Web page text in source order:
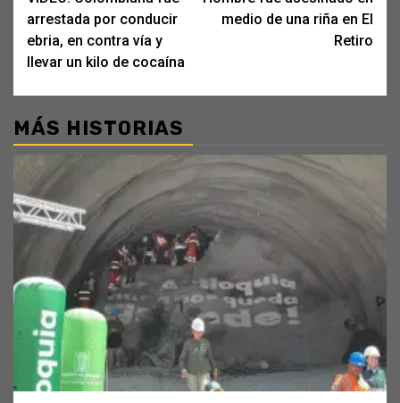
navigation
arrestada por conducir
ebria, en contra vía y
llevar un kilo de cocaína
medio de una riña en El
Retiro
MÁS HISTORIAS